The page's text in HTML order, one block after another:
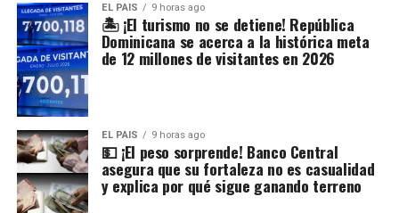
EL PAIS 9 horas ago
🏝️ ¡El turismo no se detiene! República
Dominicana se acerca a la histórica meta
de 12 millones de visitantes en 2026
EL PAIS 9 horas ago
💵 ¡El peso sorprende! Banco Central
asegura que su fortaleza no es casualidad
y explica por qué sigue ganando terreno